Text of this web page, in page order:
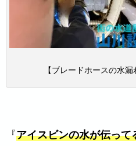
【ブレードホースの水漏
『アイスビンの水が伝って